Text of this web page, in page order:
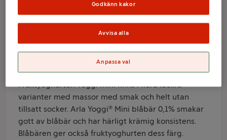
Varumärke
Produktinformation
Information från leverantör
Fruktyoghurten Yoggi mini finns i flera läckra
varianter med massor med smak och helt utan
tillsatt socker. Arla Yoggi® Mini blåbär 0,1% smakar
gott av blåbär och har härligt krämig konsistens.
Blåbären ger också fruktyoghurten dess färg.
Godkänn kakor
Avvisa alla
Anpassa val